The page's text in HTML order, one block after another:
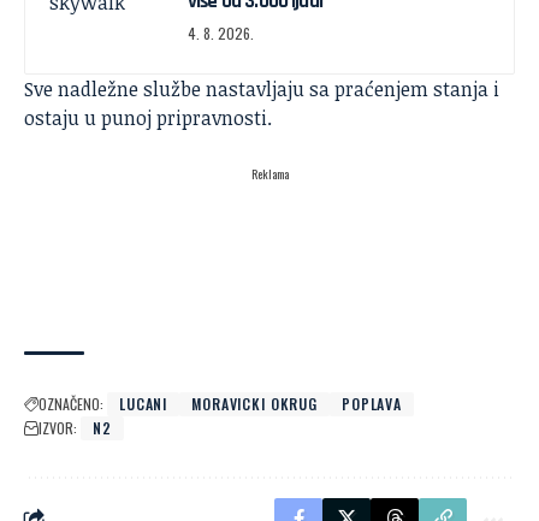
4. 8. 2026.
Sve nadležne službe nastavljaju sa praćenjem stanja i
ostaju u punoj pripravnosti.
Reklama
OZNAČENO: LUCANI MORAVICKI OKRUG
POPLAVA
IZVOR:
N2